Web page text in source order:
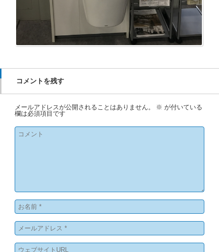
コメントを残す
メールアドレスが公開されることはありません。 ※ が付いている
欄は必須項目です